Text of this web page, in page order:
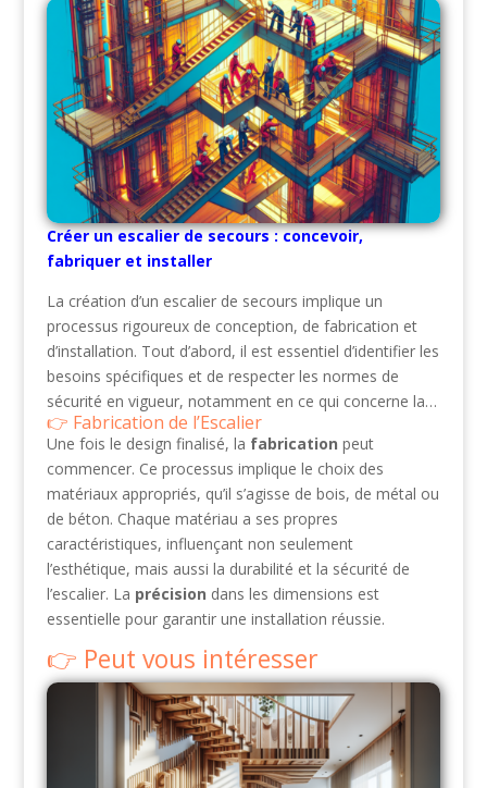
Créer un escalier de secours : concevoir,
fabriquer et installer
La création d’un escalier de secours implique un
processus rigoureux de conception, de fabrication et
d’installation. Tout d’abord, il est essentiel d’identifier les
besoins spécifiques et de respecter les normes de
sécurité en vigueur, notamment en ce qui concerne la…
Fabrication de l’Escalier
Une fois le design finalisé, la fabrication peut
commencer. Ce processus implique le choix des
matériaux appropriés, qu’il s’agisse de bois, de métal ou
de béton. Chaque matériau a ses propres
caractéristiques, influençant non seulement
l’esthétique, mais aussi la durabilité et la sécurité de
l’escalier. La précision dans les dimensions est
essentielle pour garantir une installation réussie.
Peut vous intéresser